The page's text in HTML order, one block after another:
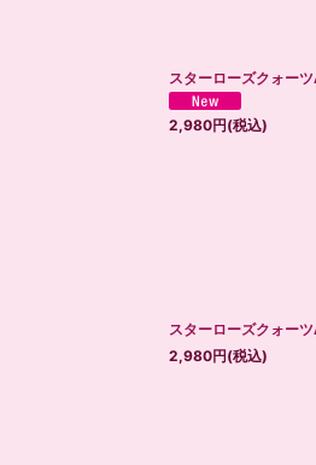
スターローズクォー
2,980円(税込)
スターローズクォー
2,980円(税込)